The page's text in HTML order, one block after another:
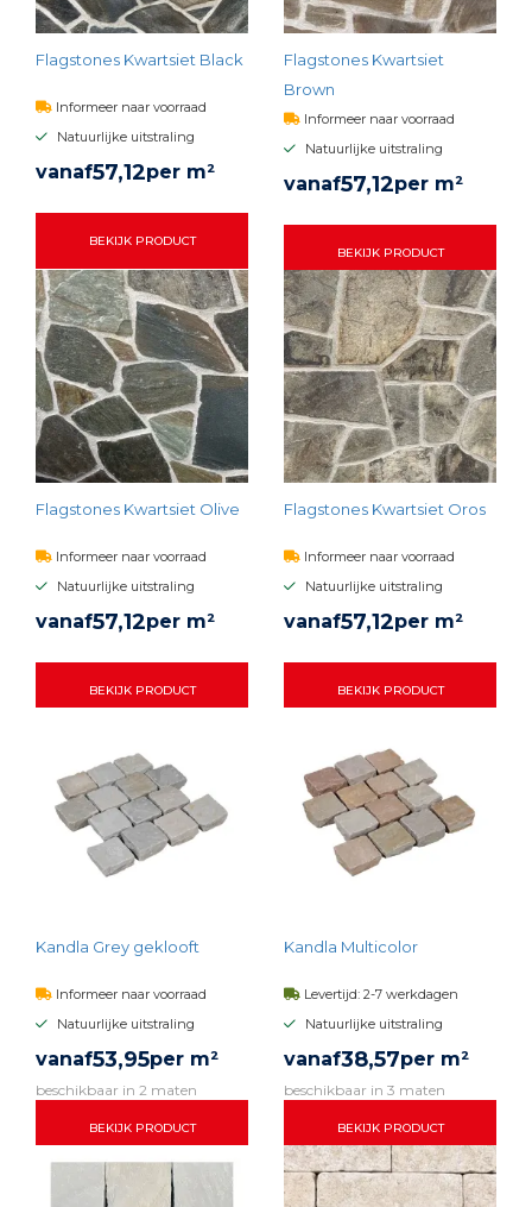
Flagstones Kwartsiet Black
Informeer naar voorraad
Natuurlijke uitstraling
vanaf57,12per m²
BEKIJK PRODUCT
Flagstones Kwartsiet
Brown
Informeer naar voorraad
Natuurlijke uitstraling
vanaf57,12per m²
BEKIJK PRODUCT
Flagstones Kwartsiet Olive
Informeer naar voorraad
Natuurlijke uitstraling
vanaf57,12per m²
BEKIJK PRODUCT
Flagstones Kwartsiet Oros
Informeer naar voorraad
Natuurlijke uitstraling
vanaf57,12per m²
BEKIJK PRODUCT
Kandla Grey geklooft
Informeer naar voorraad
Natuurlijke uitstraling
vanaf53,95per m²
beschikbaar in 2 maten
BEKIJK PRODUCT
Kandla Multicolor
Levertijd: 2-7 werkdagen
Natuurlijke uitstraling
vanaf38,57per m²
beschikbaar in 3 maten
BEKIJK PRODUCT